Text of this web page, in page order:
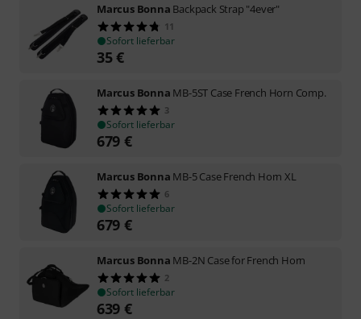
Marcus Bonna Backpack Strap "4ever"
11
Sofort lieferbar
35€
Marcus Bonna MB-5ST Case French Horn Comp.
3
Sofort lieferbar
679 €
Marcus Bonna MB-5 Case French Horn XL
6
Sofort lieferbar
679 €
Marcus Bonna MB-2N Case for French Horn
2
Sofort lieferbar
639 €